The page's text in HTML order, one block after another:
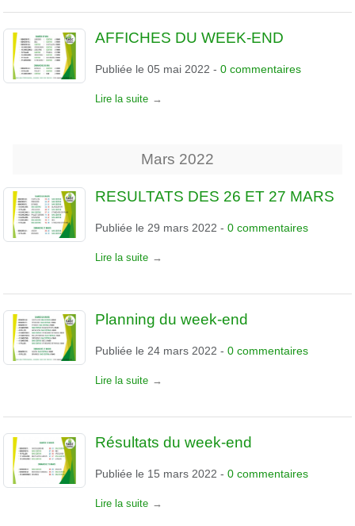
AFFICHES DU WEEK-END
Publiée le 05 mai 2022 - 0 commentaires
Lire la suite
Mars 2022
RESULTATS DES 26 ET 27 MARS
Publiée le 29 mars 2022 - 0 commentaires
Lire la suite
Planning du week-end
Publiée le 24 mars 2022 - 0 commentaires
Lire la suite
Résultats du week-end
Publiée le 15 mars 2022 - 0 commentaires
Lire la suite